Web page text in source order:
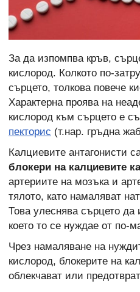
За да изпомпва кръв,
кислород. Колкото по-
сърцето, толкова повече
Характерна проява на
кислород към сърцето е
пекторис (т.нар. гръдна
Калциевите антагонисти
блокери на калциевите
артериите на мозъка и
тялото, като намаляват
Това улеснява сърцето да
което то се нуждае от по-
Чрез намаляване на
кислород, блокерите на
облекчават или